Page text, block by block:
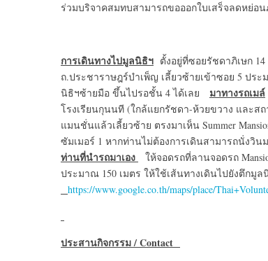
ร่วมบริจาคสมทบสามารถขอออกใบเสร็จลดหย่อ
การเดินทางไปมูลนิธิฯ ตั้งอยู่ที่ซอยรัชดาภิเษก
ถ.ประชาราษฎร์บำเพ็ญ เลี้ยวซ้ายเข้าซอย 5 ปร
นิธิฯซ้ายมือ ขึ้นไปรอชั้น 4 ได้เลย
มาทางรถเมล์
โรงเรียนกุนนที (ใกล้แยกรัชดา-ห้วยขวาง และส
แมนชั่นแล้วเลี้ยวซ้าย ตรงมาเห็น Summer
ซัมเมอร์ 1 หากท่านไม่ต้องการเดินสามารถนั่ง
ท่านที่นำรถมาเอง
ให้จอดรถที่ลานจอดรถ
ประมาณ 150 เมตร ให้ใช้เส้นทางเดินไปยังตึกมู
https://www.google.co.th/maps/place/
ประสานกิจกรรม/ Contact